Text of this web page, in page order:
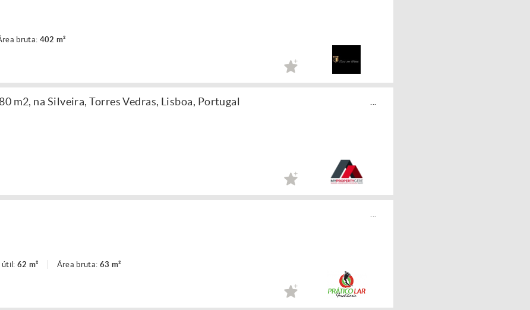
bruta: 402 m²
m2, na Silveira, Torres Vedras, Lisboa, Portugal
útil:62 m² Área bruta: 63 m²